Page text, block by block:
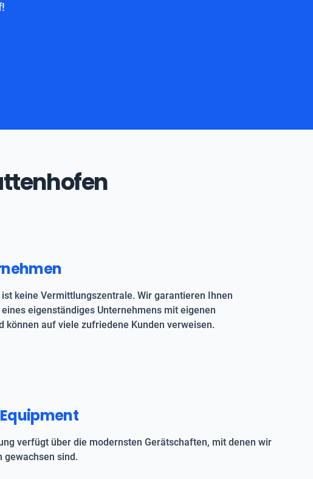
keine Vermittlungszentrale. Wir garantieren Ihnen
eigenständiges Unternehmens mit eigenen
können auf viele zufriedene Kunden verweisen.
verfügt über die modernsten Gerätschaften, mit denen wir
gewachsen sind.